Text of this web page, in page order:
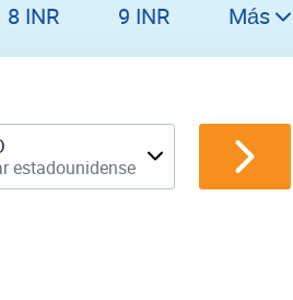
8 INR 9 INR
11 INR
12 INR
Más
estadounidense